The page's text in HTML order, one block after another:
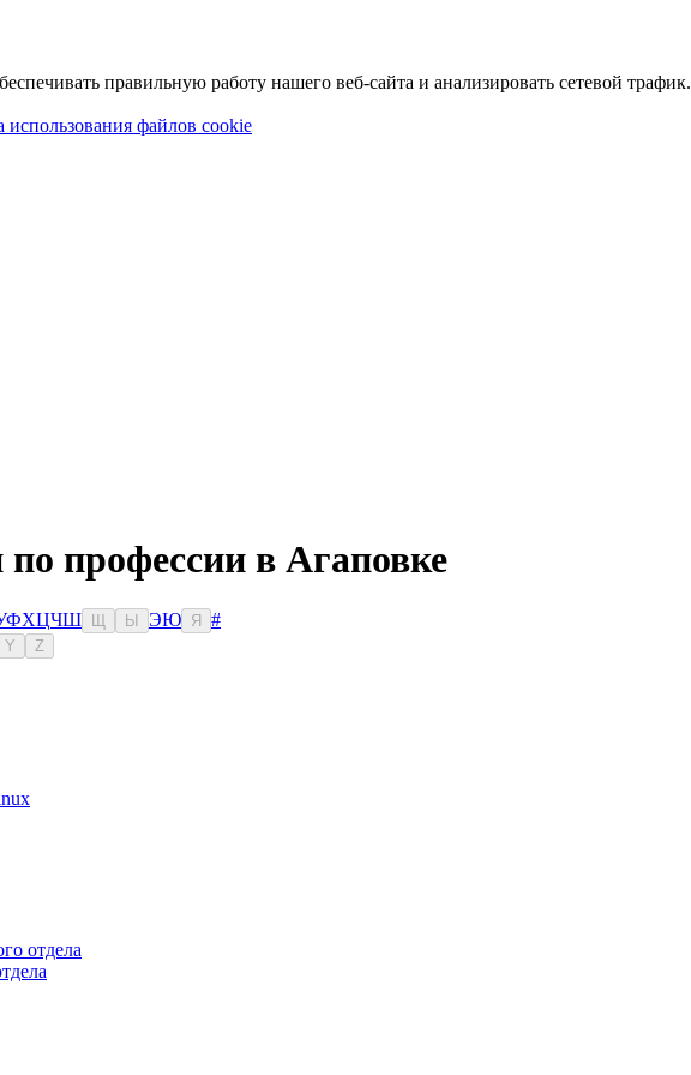
правильную работу нашего веб-сайта и анализировать сетевой трафик.
использования файлов cookie
профессии в Агаповке
ФХЦЧШ Ы ЭЮ Я
#
Y Z
отдела